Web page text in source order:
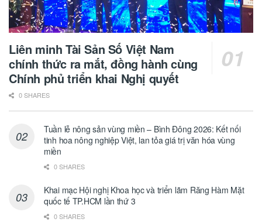
Liên minh Tài Sản Số Việt Nam
chính thức ra mắt, đồng hành cùng
Chính phủ triển khai Nghị quyết
0 SHARES
Tuần lễ nông sản vùng miền – Bình Đông 2026: Kết nối
tinh hoa nông nghiệp Việt, lan tỏa giá trị văn hóa vùng
miền
0 SHARES
Khai mạc Hội nghị Khoa học và triển lãm Răng Hàm Mặt
quốc tế TP.HCM lần thứ 3
0 SHARES